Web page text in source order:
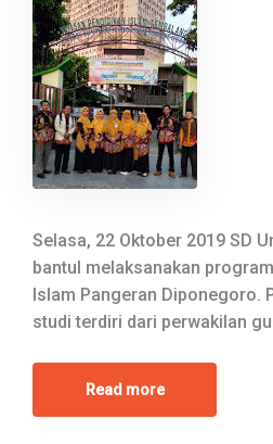
Selasa, 22 Oktober 2019 SD
bantul melaksanakan
Islam Pangeran Diponegoro.
studi terdiri dari perwakilan
Read more